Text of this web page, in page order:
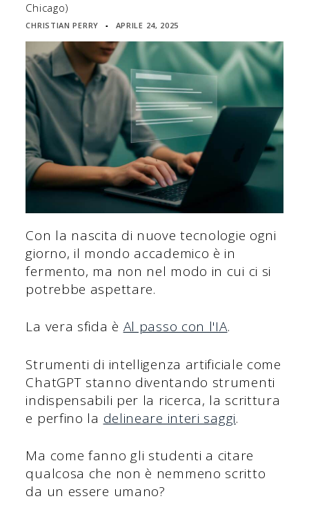
Chicago)
CHRISTIAN PERRY ▪ APRILE 24, 2025
Con la nascita di nuove tecnologie ogni
giorno, il mondo accademico è in
fermento, ma non nel modo in cui ci si
potrebbe aspettare.
La vera sfida è Al passo con l'IA.
Strumenti di intelligenza artificiale come
ChatGPT stanno diventando strumenti
indispensabili per la ricerca, la scrittura
e perfino la delineare interi saggi.
Ma come fanno gli studenti a citare
qualcosa che non è nemmeno scritto
da un essere umano?